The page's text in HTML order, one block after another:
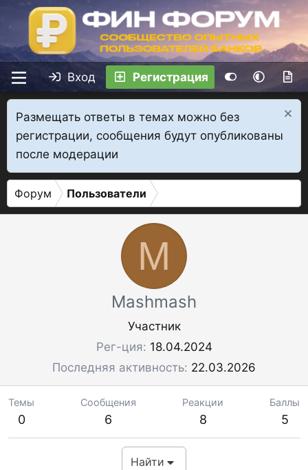
Вход Регистрация
Размещать ответы в темах можно без
регистрации, сообщения будут опубликованы
после модерации
Форум Пользователи
M
Mashmash
Участник
Рег-ция 18.04.2024
Последняя активность 22.03.2026
Темы
0
Сообщения
6
Реакции
8
Баллы
5
Найти